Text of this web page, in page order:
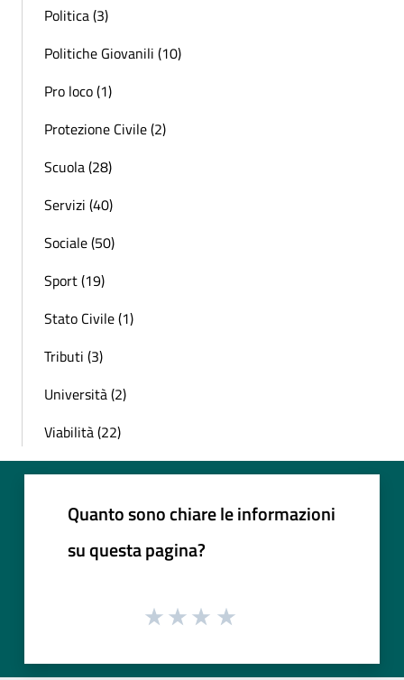
Politica (3)
Politiche Giovanili (10)
Pro loco (1)
Protezione Civile (2)
Scuola (28)
Servizi (40)
Sociale (50)
Sport (19)
Stato Civile (1)
Tributi (3)
Università (2)
Viabilità (22)
Quanto sono chiare le informazioni
su questa pagina?